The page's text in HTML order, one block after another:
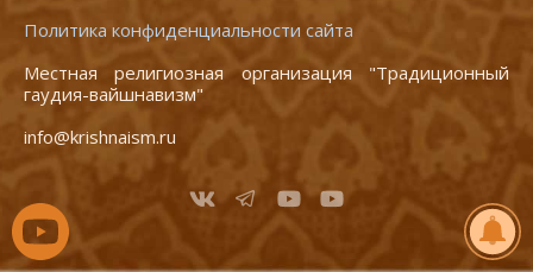
Политика конфиденциальности сайта
Местная религиозная организация "Традиционный
гаудия-вайшнавизм"
info@krishnaism.ru